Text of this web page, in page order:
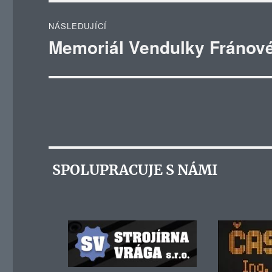
NÁSLEDUJÍCÍ
Následující
Memoriál Vendulky
SPOLUPRACUJE S NÁMI